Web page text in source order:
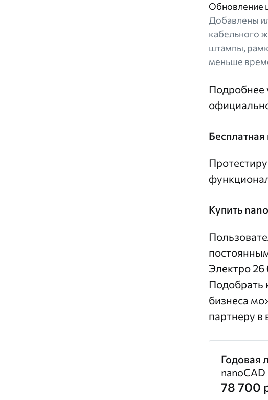
Обновление
Добавлены
кабельного
штампы,
меньше
Подробнее
Купить
Электро 26
Подобрать
бизнеса
партнеру в
Годовая
78 700